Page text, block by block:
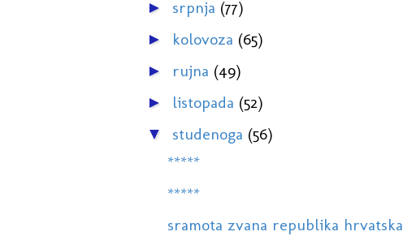
► srpnja (77)
► kolovoza (65)
► rujna (49)
► listopada (52)
▼ studenoga (56)
*****
*****
sramota zvana republika hrvatska